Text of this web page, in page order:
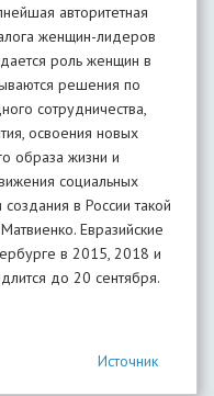
авторитетная
женщин-лидеров
роль женщин в
решения по
сотрудничества,
освоения новых
образа жизни и
социальных
в России такой
Евразийские
в 2015, 2018 и
до 20 сентября.
Источник